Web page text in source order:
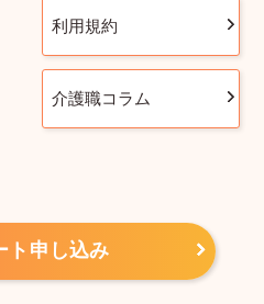
利用規約
介護職コラム
ト申し込み